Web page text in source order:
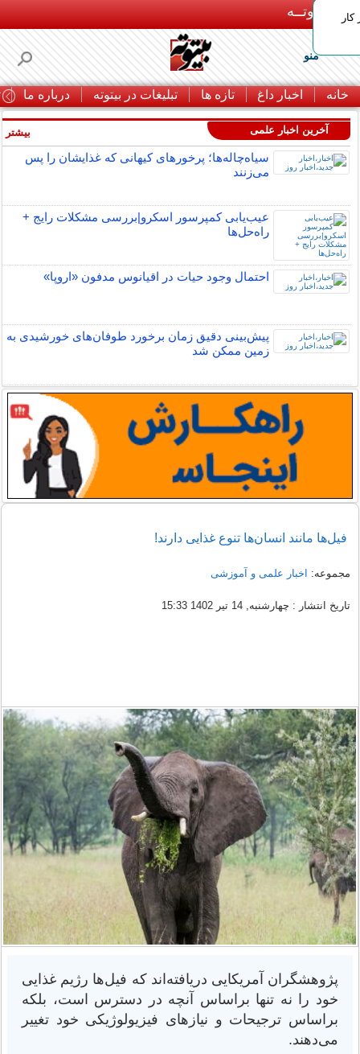
بـیتوتــه
منو
خانه اخبار داغ تازه ها تبلیغات در بیتوته درباره ما
آخرین اخبار علمی
سیاه‌چاله‌ها؛ پرخورهای کیهانی که غذایشان را پس
می‌زنند
عیب‌یابی کمپرسور اسکرو|بررسی مشکلات رایج +
راه‌حل‌ها
احتمال وجود حیات در اقیانوس مدفون «اروپا»
پیش‌بینی دقیق زمان برخورد طوفان‌های خورشیدی به
زمین ممکن شد
بیشتر
فیل‌ها مانند انسان‌ها تنوع غذایی دارند!
مجموعه: اخبار علمی و آموزشی
تاریخ انتشار : چهارشنبه, 14 تیر 1402 15:33
پژوهشگران آمریکایی دریافته‌اند که فیل‌ها رژیم غذایی
خود را نه تنها براساس آنچه در دسترس است، بلکه
براساس ترجیحات و نیازهای فیزیولوژیکی خود تغییر
می‌دهند.